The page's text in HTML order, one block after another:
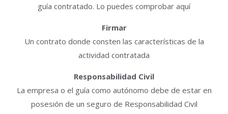
guía contratado. Lo puedes comprobar aquí
Firmar
Un contrato donde consten las características de la
actividad contratada
Responsabilidad Civil
La empresa o el guía como autónomo debe de estar en
posesión de un seguro de Responsabilidad Civil